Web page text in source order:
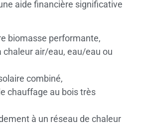
aide financière significative
biomasse performante,
chaleur air/eau, eau/eau ou
combiné,
chauffage au bois très
à un réseau de chaleur